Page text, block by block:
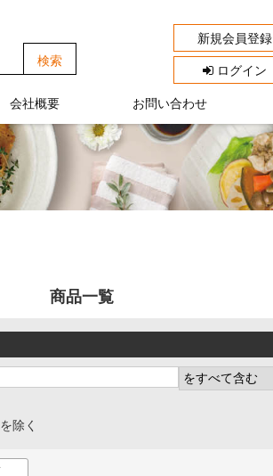
新規会員登録
ログイン
会社概要 お問い合わせ
商品一覧
を除く